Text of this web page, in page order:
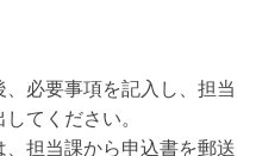
必要事項を記入し、担当
てください。
、担当課から申込書を郵送